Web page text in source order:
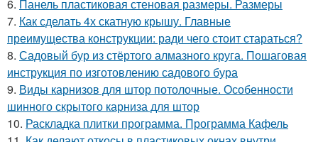
6. Панель пластиковая стеновая размеры. Размеры
7. Как сделать 4х скатную крышу. Главные
преимущества конструкции: ради чего стоит стараться?
8. Садовый бур из стёртого алмазного круга. Пошаговая
инструкция по изготовлению садового бура
9. Виды карнизов для штор потолочные. Особенности
шинного скрытого карниза для штор
10. Раскладка плитки программа. Программа Кафель